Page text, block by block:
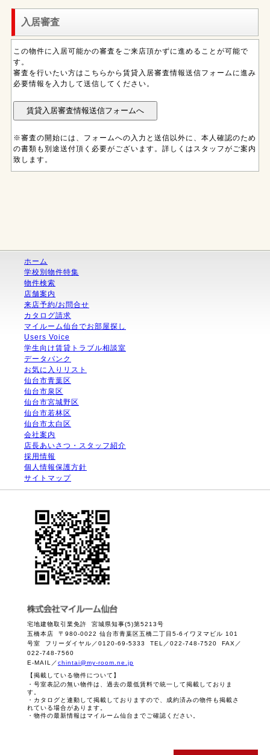
入居審査
この物件に入居可能かの審査をご来店頂かずに進めることが可能で
す。
審査を行いたい方はこちらから賃貸入居審査情報送信フォームに進み
必要情報を入力して送信してください。
※審査の開始には、フォームへの入力と送信以外に、本人確認のため
の書類も別途送付頂く必要がございます。詳しくはスタッフがご案内
致します。
ホーム
学校別物件特集
物件検索
店舗案内
来店予約/お問合せ
カタログ請求
マイルーム仙台でお部屋探し
Users Voice
学生向け賃貸トラブル相談室
データバンク
お気に入りリスト
仙台市青葉区
仙台市泉区
仙台市宮城野区
仙台市若林区
仙台市太白区
会社案内
店長あいさつ・スタッフ紹介
採用情報
個人情報保護方針
サイトマップ
宅地建物取引業免許 宮城県知事(5)第5213号
五橋本店 〒980-0022 仙台市青葉区五橋二丁目5-6イワヌマビル 101
号室 フリーダイヤル／0120-69-5333 TEL／022-748-7520 FAX／
022-748-7560
E-MAIL／chintai@my-room.ne.jp
【掲載している物件について】
・号室表記の無い物件は、過去の最低賃料で統一して掲載しておりま
す。
・カタログと連動して掲載しておりますので、成約済みの物件も掲載さ
れている場合があります。
・物件の最新情報はマイルーム仙台までご確認ください。